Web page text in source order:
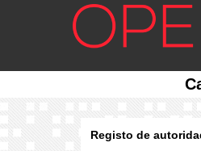
Registo de